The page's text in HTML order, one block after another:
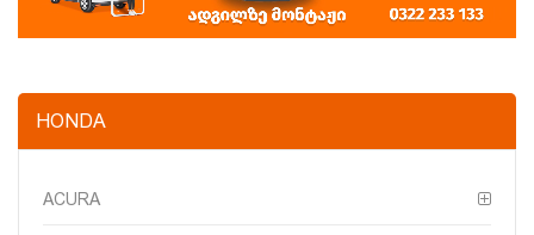
HONDA
ACURA